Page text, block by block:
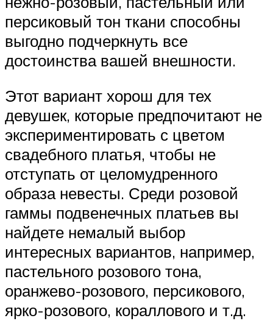
персиковый тон ткани способны
выгодно подчеркнуть все
достоинства вашей внешности.
Этот вариант хорош для тех
девушек, которые предпочитают не
экспериментировать с цветом
свадебного платья, чтобы не
отступать от целомудренного
образа невесты. Среди розовой
гаммы подвенечных платьев вы
найдете немалый выбор
интересных вариантов, например,
пастельного розового тона,
оранжево-розового, персикового,
ярко-розового, кораллового и т.д.